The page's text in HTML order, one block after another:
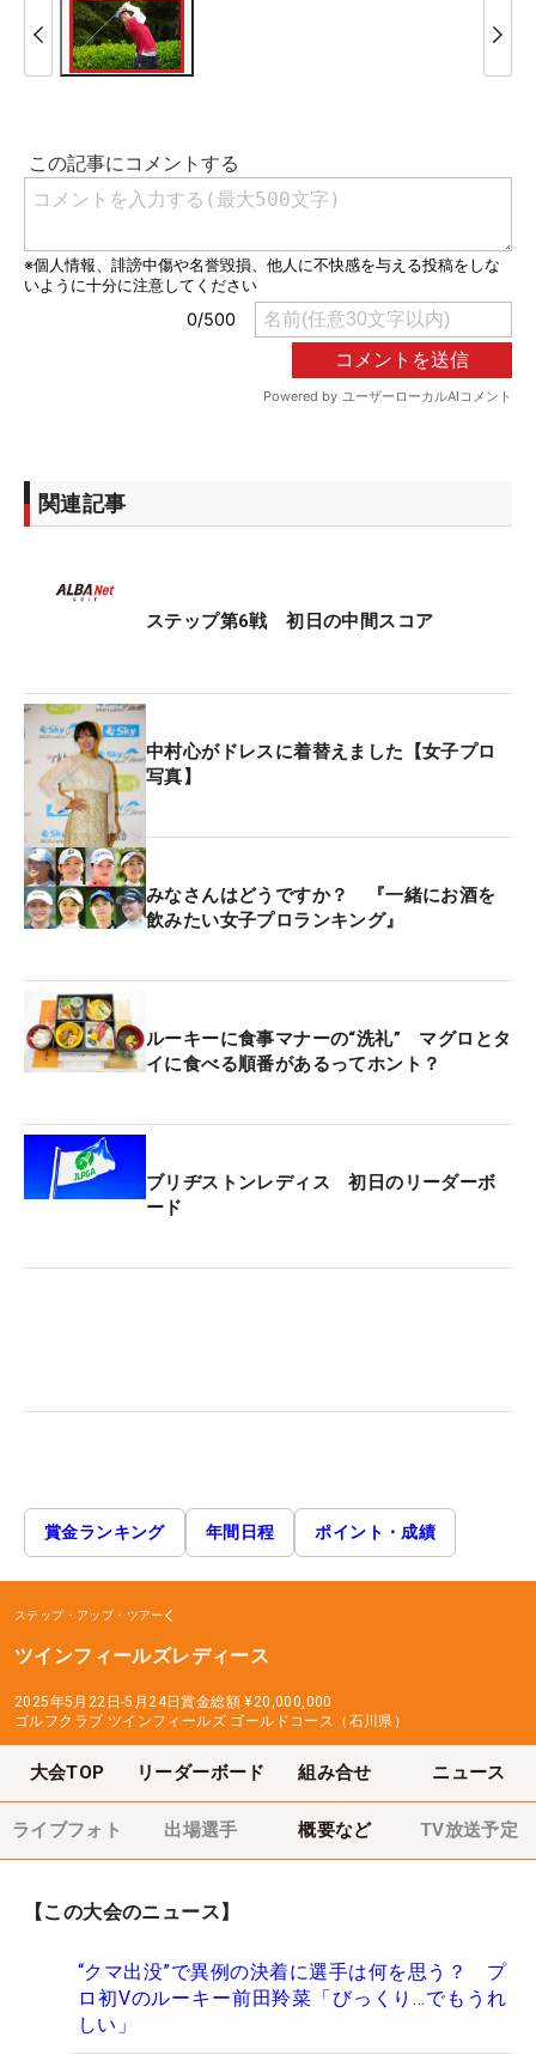
関連記事
ステップ第6戦 初日の中間スコア
中村心がドレスに着替えました【女子プロ
写真】
みなさんはどうですか？ 『一緒にお酒を
飲みたい女子プロランキング』
ルーキーに食事マナーの“洗礼” マグロとタ
イに食べる順番があるってホント？
ブリヂストンレディス 初日のリーダーボ
ード
賞金ランキング 年間日程 ポイント・成績
ステップ・アップ・ツアー
ツインフィールズレディース
2025年5月22日-5月24日賞金総額 ¥20,000,000
ゴルフクラブ ツインフィールズ ゴールドコース（石川県）
大会TOP リーダーボード 組み合せ ニュース
ライブフォト 出場選手 概要など TV放送予定
【この大会のニュース】
“クマ出没”で異例の決着に選手は何を思う？ プ
ロ初Vのルーキー前田羚菜「びっくり…でもうれ
しい」